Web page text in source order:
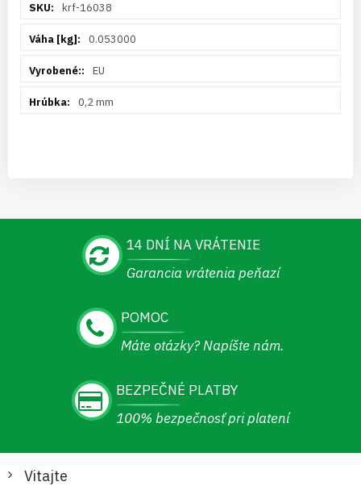
informáciíkrf-16038
0.053000
EU
0,2 mm
14 DNÍ NA VRÁTENIE
Garancia vrátenia peňazí
POMOC
Máte otázky? Napíšte nám.
BEZPEČNÉ PLATBY
100% bezpečnosť pri platení
Vitajte